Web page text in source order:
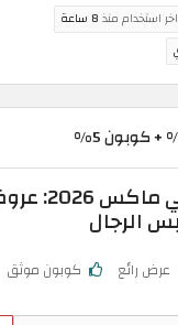
اخر استخدام منذ 8 ساعة
خصومات
عرض رائع كوبون موثق